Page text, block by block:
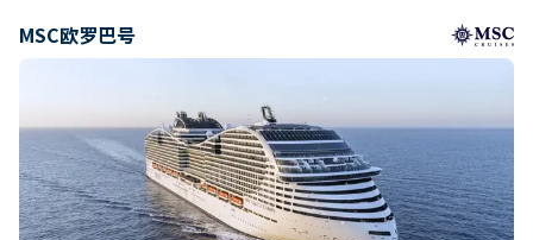
MSC欧罗巴号